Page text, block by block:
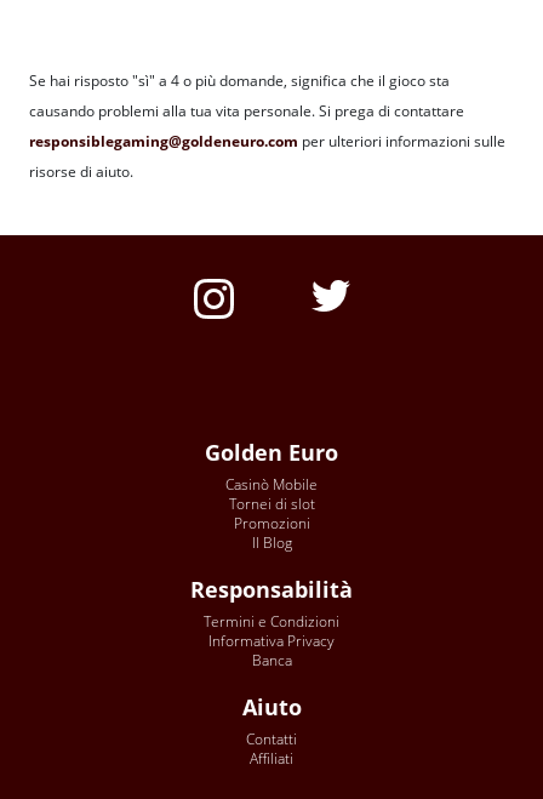
Se hai risposto "sì" a 4 o più domande, significa che il gioco sta
causando problemi alla tua vita personale. Si prega di contattare
responsiblegaming@goldeneuro.com per ulteriori informazioni sulle
risorse di aiuto.
Golden Euro
Casinò Mobile
Tornei di slot
Promozioni
Il Blog
Responsabilità
Termini e Condizioni
Informativa Privacy
Banca
Aiuto
Contatti
Affiliati